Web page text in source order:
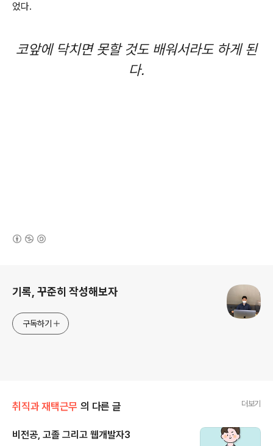
었다.
코앞에 닥치면 못할 것도 배워서라도 하게 된
다.
기록, 꾸준히 작성해보자
구독하기
취직과 재택근무 의 다른 글 더보기
비전공, 고졸 그리고 웹개발자3